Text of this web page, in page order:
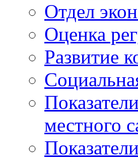
Отдел
Оценка
Развитие
местного